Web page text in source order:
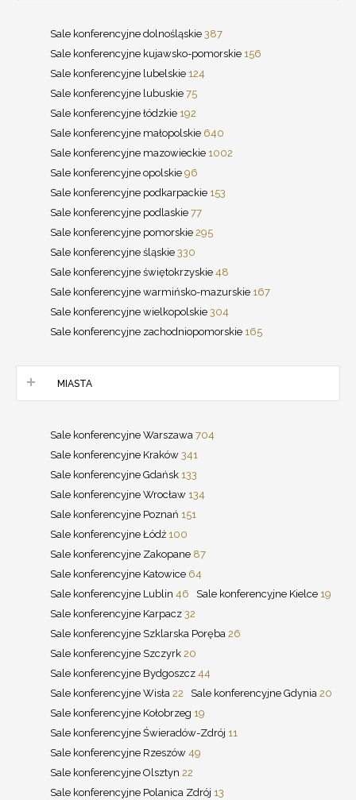
Sale konferencyjne dolnośląskie 387
Sale konferencyjne kujawsko-pomorskie 156
Sale konferencyjne lubelskie 124
Sale konferencyjne lubuskie 75
Sale konferencyjne łódzkie 192
Sale konferencyjne małopolskie 640
Sale konferencyjne mazowieckie 1002
Sale konferencyjne opolskie 96
Sale konferencyjne podkarpackie 153
Sale konferencyjne podlaskie 77
Sale konferencyjne pomorskie 295
Sale konferencyjne śląskie 330
Sale konferencyjne świętokrzyskie 48
Sale konferencyjne warmińsko-mazurskie 167
Sale konferencyjne wielkopolskie 304
Sale konferencyjne zachodniopomorskie 165
MIASTA
Sale konferencyjne Warszawa 704
Sale konferencyjne Kraków 341
Sale konferencyjne Gdańsk 133
Sale konferencyjne Wrocław 134
Sale konferencyjne Poznań 151
Sale konferencyjne Łódź 100
Sale konferencyjne Zakopane 87
Sale konferencyjne Katowice 64
Sale konferencyjne Lublin 46 Sale konferencyjne Kielce 19
Sale konferencyjne Karpacz 32
Sale konferencyjne Szklarska Poręba 26
Sale konferencyjne Szczyrk 20
Sale konferencyjne Bydgoszcz 44
Sale konferencyjne Wisła 22 Sale konferencyjne Gdynia 20
Sale konferencyjne Kołobrzeg 19
Sale konferencyjne Świeradów-Zdrój 11
Sale konferencyjne Rzeszów 49
Sale konferencyjne Olsztyn 22
Sale konferencyjne Polanica Zdrój 13